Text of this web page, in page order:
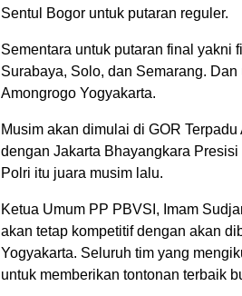
Sentul Bogor untuk putaran reguler.
Sementara untuk putaran final yakni
Surabaya, Solo, dan Semarang.
Amongrogo Yogyakarta.
Musim akan dimulai di GOR
dengan Jakarta Bhayangkara
Polri itu juara musim lalu.
Ketua Umum PP PBVSI, Imam
akan tetap kompetitif dengan akan
Yogyakarta. Seluruh tim yang
untuk memberikan tontonan terbaik